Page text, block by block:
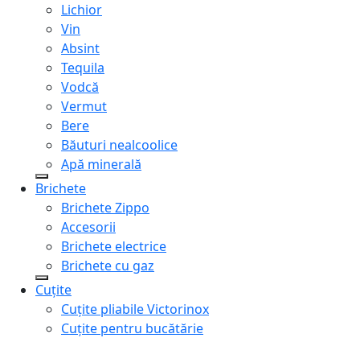
Lichior
Vin
Absint
Tequila
Vodcă
Vermut
Bere
Băuturi nealcoolice
Apă minerală
Brichete
Brichete Zippo
Accesorii
Brichete electrice
Brichete cu gaz
Cuțite
Cuțite pliabile Victorinox
Cuțite pentru bucătărie